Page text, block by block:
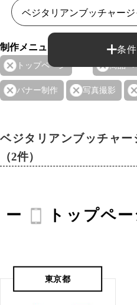
条
制作メニュー：
トップページ 商品ペ
バナー制作 写真撮影
ベジタリアンブッチャ
（2件）
トップペ
東京都